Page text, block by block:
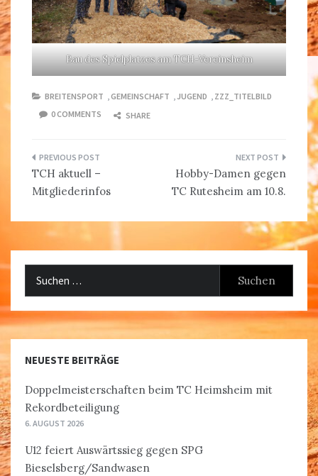
Bau des Spielplatzes am TCH-Vereinsheim
BREITENSPORT ,GEMEINSCHAFT ,JUGEND , ZZZ_TITELBILD
0 COMMENTS
SHARE
Beitragsnavigation
TCH aktuell –
Mitgliederinfos
Hobby-Damen gegen
TC Rutesheim am 10.8.
NEUESTE BEITRÄGE
Doppelmeisterschaften beim TC Heimsheim mit
Rekordbeteiligung
6. AUGUST 2026
U12 feiert Auswärtssieg gegen SPG
Bieselsberg/Sandwasen